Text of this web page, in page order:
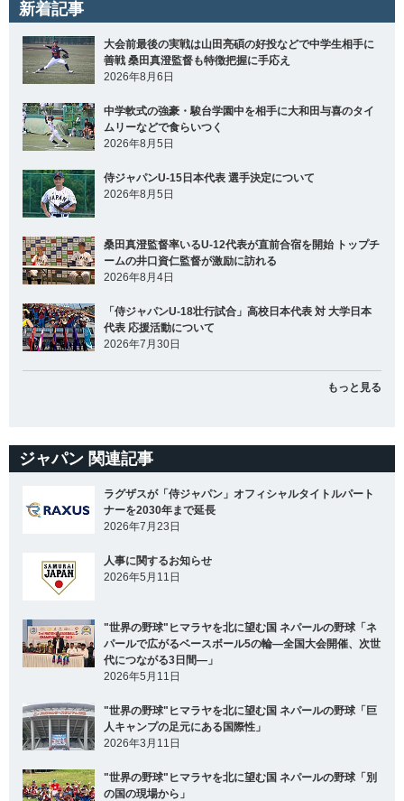
新着記事
大会前最後の実戦は山田亮碩の好投などで中学生相手に
善戦 桑田真澄監督も特徴把握に手応え
2026年8月6日
中学軟式の強豪・駿台学園中を相手に大和田与喜のタイ
ムリーなどで食らいつく
2026年8月5日
侍ジャパンU-15日本代表 選手決定について
2026年8月5日
桑田真澄監督率いるU-12代表が直前合宿を開始 トップチ
ームの井口資仁監督が激励に訪れる
2026年8月4日
「侍ジャパンU-18壮行試合」高校日本代表 対 大学日本
代表 応援活動について
2026年7月30日
もっと見る
ジャパン 関連記事
ラグザスが「侍ジャパン」オフィシャルタイトルパート
ナーを2030年まで延長
2026年7月23日
人事に関するお知らせ
2026年5月11日
"世界の野球"ヒマラヤを北に望む国 ネパールの野球「ネ
パールで広がるベースボール5の輪―全国大会開催、次世
代につながる3日間―」
2026年5月11日
"世界の野球"ヒマラヤを北に望む国 ネパールの野球「巨
人キャンプの足元にある国際性」
2026年3月11日
"世界の野球"ヒマラヤを北に望む国 ネパールの野球「別
の国の現場から」